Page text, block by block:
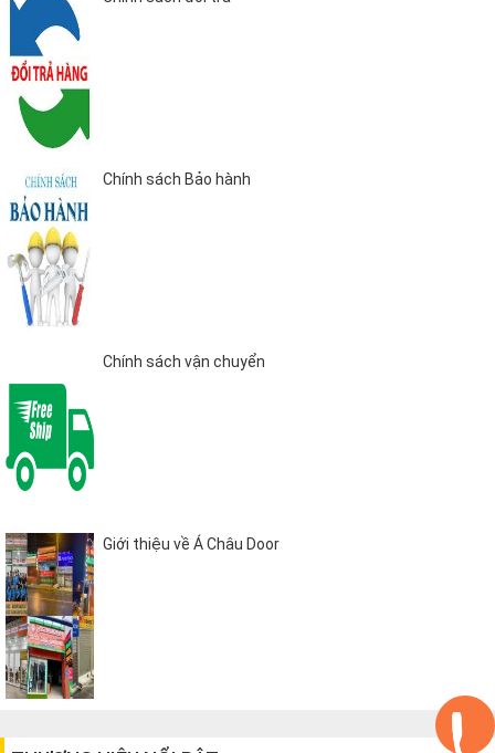
Chính sách Bảo hành
Chính sách vận chuyển
Giới thiệu về Á Châu Door